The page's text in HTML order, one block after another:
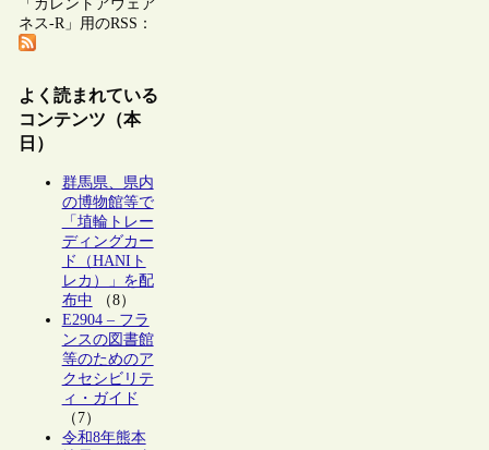
「カレントアウェア
ネス-R」用のRSS：
よく読まれている
コンテンツ（本
日）
群馬県、県内
の博物館等で
「埴輪トレー
ディングカー
ド（HANIト
レカ）」を配
布中 （8）
E2904 – フラ
ンスの図書館
等のためのア
クセシビリテ
ィ・ガイド
（7）
令和8年熊本